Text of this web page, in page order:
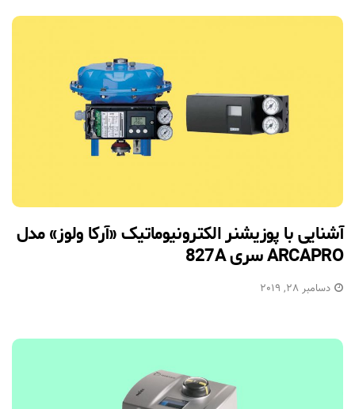
آشنایی با پوزیشنر الکترونیوماتیک «آرکا ولوز» مدل
ARCAPRO سری 827A
دسامبر 28, 2019